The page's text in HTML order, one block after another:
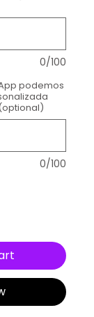
0/100
podemos
0/100